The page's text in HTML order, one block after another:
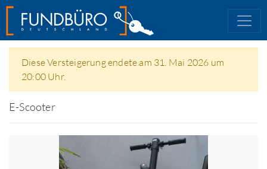
Diese Versteigerung endete am 31. Mai 2026 um
20:00 Uhr.
E-Scooter